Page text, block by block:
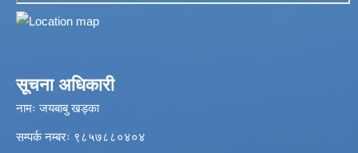
सूचना अधिकारी
नामः जयबाबु खड्का
सम्पर्क नम्बरः ९८५७८८०४०४